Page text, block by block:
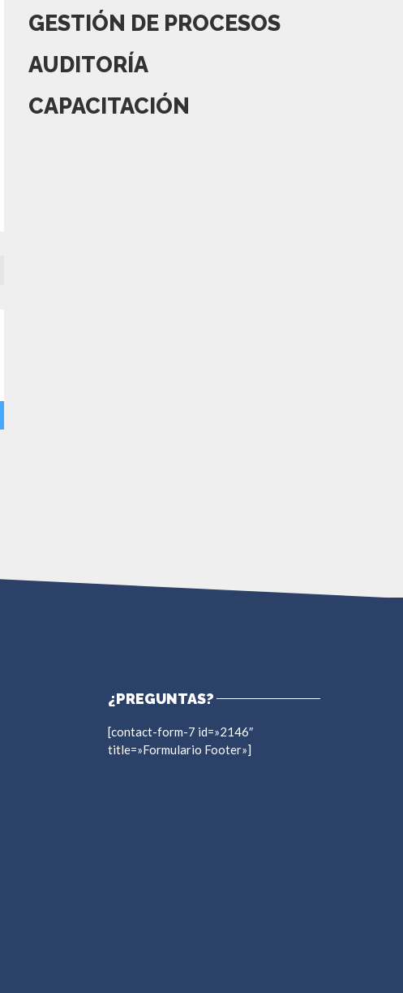
GESTIÓN DE PROCESOS
AUDITORÍA
CAPACITACIÓN
¿PREGUNTAS?
[contact-form-7 id=»2146″
title=»Formulario Footer»]